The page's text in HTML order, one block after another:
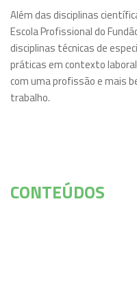
Além das disciplinas
Escola Profissional do
disciplinas técnicas de
práticas em contexto
com uma profissão e mais
trabalho.
CONTEÚDOS